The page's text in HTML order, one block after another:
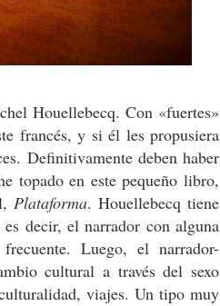
Houellebecq. Con «fuertes»
francés, y si él les propusiera
Definitivamente deben haber
topado en este pequeño libro,
Plataforma. Houellebecq tiene
decir, el narrador con alguna
Luego, el narrador-
cultural a través del sexo
viajes. Un tipo muy